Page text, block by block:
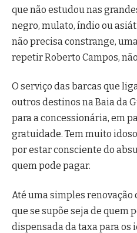
que não estudou nas
negro, mulato, índio ou
não precisa constrange,
repetir Roberto Campos,
O serviço das barcas que
outros destinos na Baia da
para a concessionária, em
gratuidade. Tem muito
por estar consciente do
quem pode pagar.
Até uma simples
que se supõe seja de quem
dispensada da taxa para os